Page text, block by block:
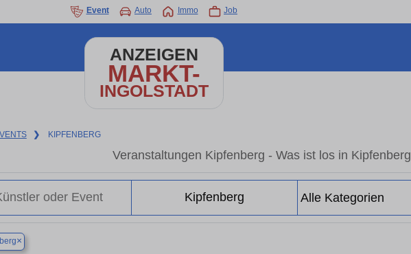
Event Auto Immo Job
ANZEIGEN
MARKT-
INGOLSTADT
❯ KIPFENBERG
Veranstaltungen Kipfenberg - Was ist los in Kipfenberg
×